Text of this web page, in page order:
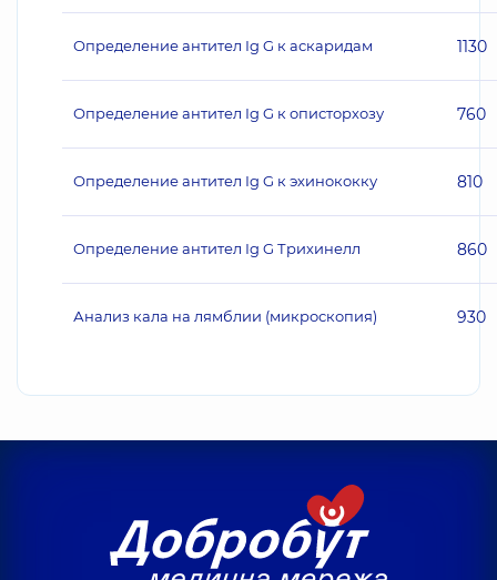
Определение антител Ig G к аскаридам 1130
Определение антител Ig G к описторхозу 760
Определение антител Ig G к эхинококку 810
Определение антител Ig G Трихинелл 860
Анализ кала на лямблии (микроскопия) 930